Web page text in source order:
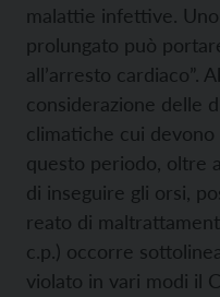
malattie infettive.
prolungato può
all’arresto cardiaco”.
considerazione delle
climatiche cui
questo periodo, oltre
di inseguire gli orsi,
reato di
c.p.) occorre
violato in vari modi il